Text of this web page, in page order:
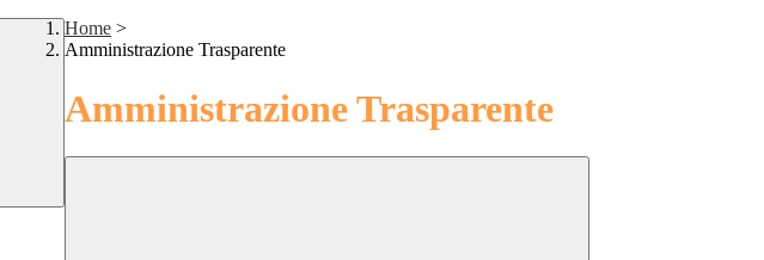
Home >
Amministrazione Trasparente
Amministrazione Trasparente